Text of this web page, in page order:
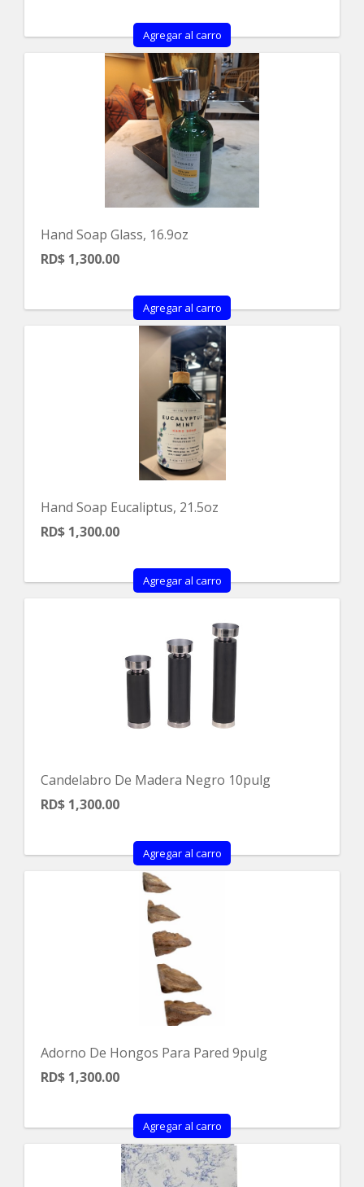
Agregar al carro
Hand Soap Glass, 16.9oz
RD$ 1,300.00
Agregar al carro
Hand Soap Eucaliptus, 21.5oz
RD$ 1,300.00
Agregar al carro
Candelabro De Madera Negro 10pulg
RD$ 1,300.00
Agregar al carro
Adorno De Hongos Para Pared 9pulg
RD$ 1,300.00
Agregar al carro